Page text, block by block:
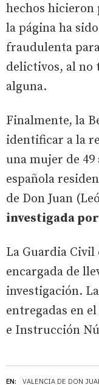
EN: VALENCIA DE DON
hechos hicieron
la página ha
fraudulenta
delictivos, al no
alguna.
Finalmente, la
identificar a la
una mujer de
española
de Don Juan
investigada
La Guardia Civil
encargada de
investigación.
entregadas en
e Instrucción